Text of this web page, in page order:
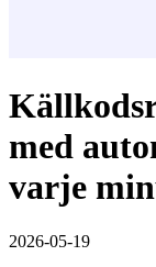
med
varje
2026-05-19